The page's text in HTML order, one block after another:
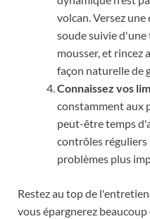
volcan. Versez
soude suivie d'une
mousser, et rincez
façon naturelle de
Connaissez vos
constamment aux
peut-être temps
contrôles
problèmes plus
Restez au top de
vous épargnerez beaucoup